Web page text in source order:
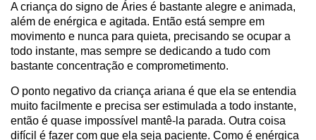
A criança do signo de Áries é bastante alegre e animada,
além de enérgica e agitada. Então está sempre em
movimento e nunca para quieta, precisando se ocupar a
todo instante, mas sempre se dedicando a tudo com
bastante concentração e comprometimento.
O ponto negativo da criança ariana é que ela se entendia
muito facilmente e precisa ser estimulada a todo instante,
então é quase impossível mantê-la parada. Outra coisa
difícil é fazer com que ela seja paciente. Como é enérgica